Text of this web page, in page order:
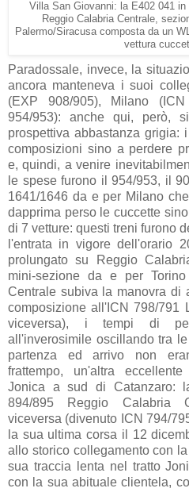
Villa San Giovanni: la E402 041
Reggio Calabria Centrale,
Palermo/Siracusa composta da un
vettura
Paradossale, invece, la
ancora manteneva i suoi
(EXP 908/905), Milano
954/953): anche qui, però,
prospettiva abbastanza
composizioni sino a perdere
e, quindi, a venire
le spese furono il 954/953, il
1641/1646 da e per Milano
dapprima perso le cuccette
di 7 vetture: questi treni furono
l'entrata in vigore dell'orario
prolungato su Reggio
mini-sezione da e per
Centrale subiva la manovra di
composizione all'ICN 798/791
viceversa), i tempi di
all'inverosimile oscillando tra
partenza ed arrivo non
frattempo, un'altra
Jonica a sud di Catanzaro:
894/895 Reggio Calabria
viceversa (divenuto ICN 794/
la sua ultima corsa il 12
allo storico collegamento con
sua traccia lenta nel tratto
con la sua abituale clientela,